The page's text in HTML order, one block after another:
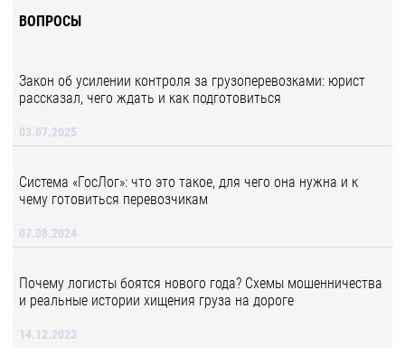
ВОПРОСЫ
Закон об усилении контроля за грузоперевозками: юрист
рассказал, чего ждать и как подготовиться
03.07.2025
Система «ГосЛог»: что это такое, для чего она нужна и к
чему готовиться перевозчикам
07.08.2024
Почему логисты боятся нового года? Схемы мошенничества
и реальные истории хищения груза на дороге
14.12.2023